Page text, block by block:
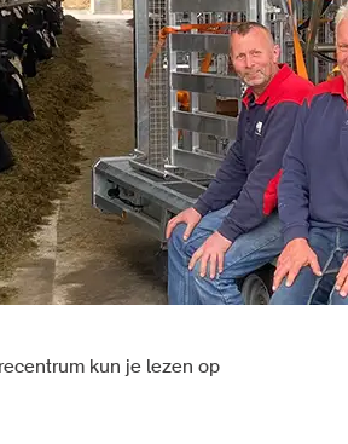
kun je lezen op